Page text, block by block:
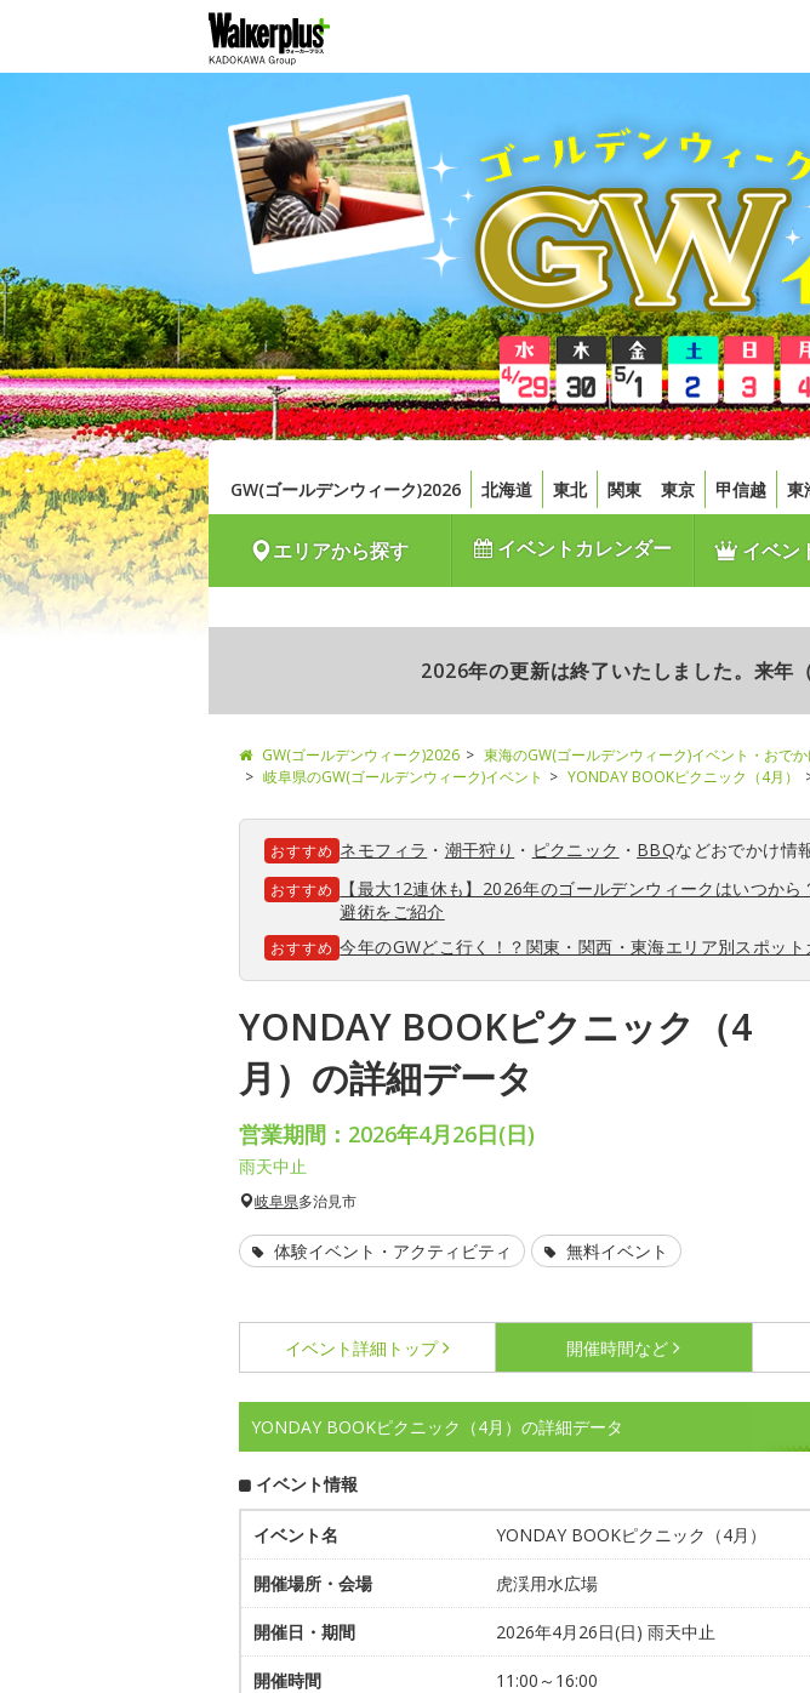
GW(ゴールデンウィーク)2026 北海道 東北 関東 東京 甲信越 東
エリアから探す イベントカレンダー イベン
2026年の更新は終了いたしました。来年
GW(ゴールデンウィーク)2026 東海のGW(ゴールデンウィーク)イベント・おで
岐阜県のGW(ゴールデンウィーク)イベント
YONDAY BOOKピクニック（4月）
おすすめ ネモフィラ ・ 潮干狩り ・ ピクニック ・ BBQなどおでかけ情
おすすめ
【最大12連休も】2026年のゴールデンウィークはいつか
避術をご紹介
おすすめ 今年のGWどこ行く！？関東・関西・東海エリア別スポット
YONDAY BOOKピクニック（4
月）の詳細データ
営業期間：2026年4月26日(日)
雨天中止
岐阜県多治見市
体験イベント・アクティビティ 無料イベント
イベント詳細 トップ 開催時間など
YONDAY BOOKピクニック（4月）の詳細データ
イベント情報
イベント名 YONDAY BOOKピクニック（4月）
開催場所・会場 虎渓用水広場
開催日・期間 2026年4月26日(日) 雨天中止
開催時間 11:00～16:00